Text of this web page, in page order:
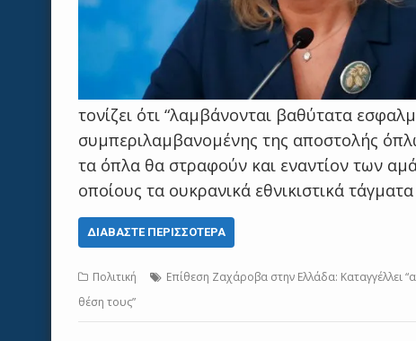
τονίζει ότι “λαμβάνονται βαθύτατα
συμπεριλαμβανομένης της αποστολής
τα όπλα θα στραφούν και εναντίον των
οποίους τα ουκρανικά εθνικιστικά
ΔΙΑΒΆΣΤΕ ΠΕΡΙΣΣΌΤΕΡΑ
Πολιτική
Επίθεση Ζαχάροβα στην Ελλάδα: Καταγγέλλει
θέση τους”